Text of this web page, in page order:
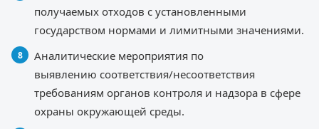
получаемых отходов с установленными
государством нормами и лимитными значениями.
Аналитические мероприятия по
выявлению соответствия/несоответствия
требованиям органов контроля и надзора в сфере
охраны окружающей среды.